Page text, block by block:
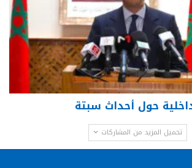
حول أحداث سبتة
تحميل المزيد من المشاركات